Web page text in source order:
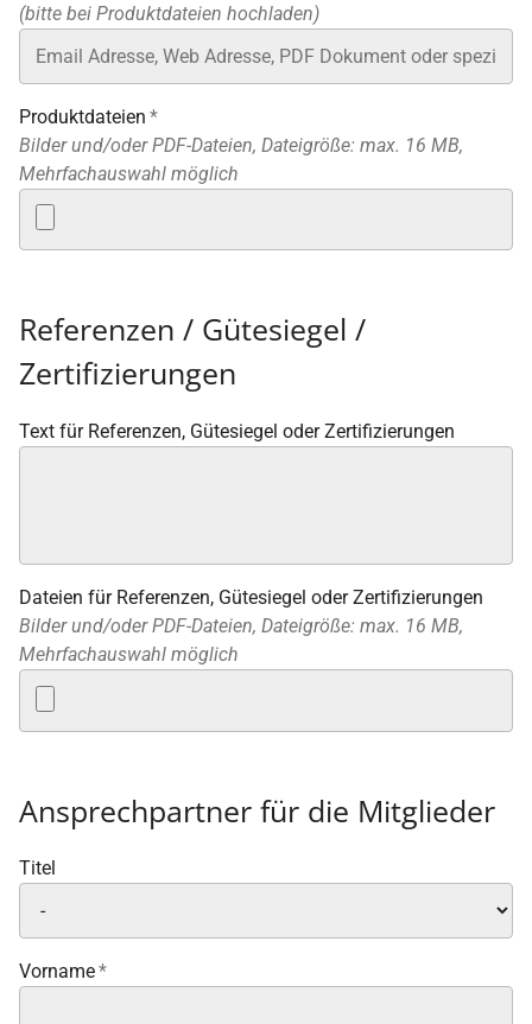
(bitte bei Produktdateien hochladen)
Produktdateien *
Bilder und/oder PDF-Dateien, Dateigröße: max. 16 MB,
Mehrfachauswahl möglich
Referenzen / Gütesiegel /
Zertifizierungen
Text für Referenzen, Gütesiegel oder Zertifizierungen
Dateien für Referenzen, Gütesiegel oder Zertifizierungen
Bilder und/oder PDF-Dateien, Dateigröße: max. 16 MB,
Mehrfachauswahl möglich
Ansprechpartner für die Mitglieder
Titel
Vorname*